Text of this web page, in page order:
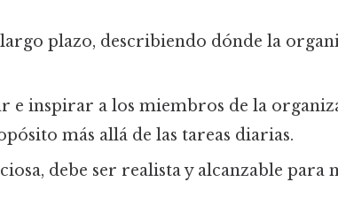
largo plazo, describiendo dónde la
e inspirar a los miembros de la
más allá de las tareas diarias.
debe ser realista y alcanzable para